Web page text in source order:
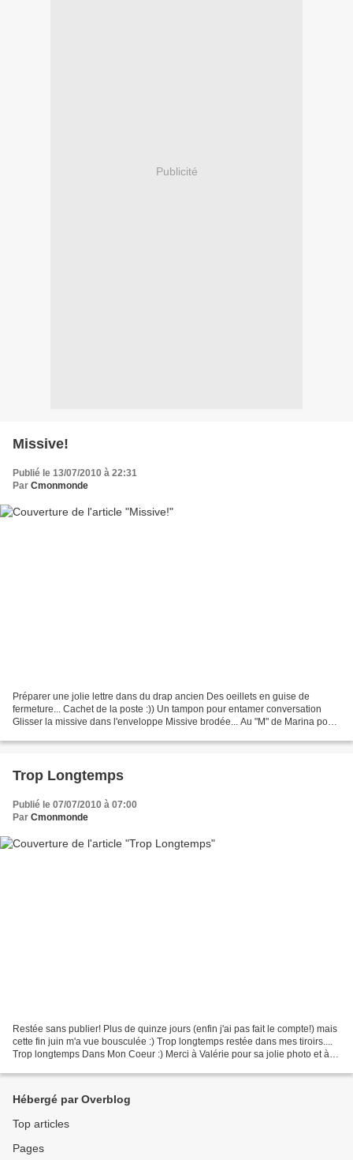
Publicité
Missive!
Publié le 13/07/2010 à 22:31
Par Cmonmonde
Préparer une jolie lettre dans du drap ancien Des oeillets en guise de
fermeture... Cachet de la poste :)) Un tampon pour entamer conversation
Glisser la missive dans l'enveloppe Missive brodée... Au "M" de Marina pour
Trop Longtemps
Publié le 07/07/2010 à 07:00
Par Cmonmonde
Restée sans publier! Plus de quinze jours (enfin j'ai pas fait le compte!) mais
cette fin juin m'a vue bousculée :) Trop longtemps restée dans mes tiroirs....
Trop longtemps Dans Mon Coeur :) Merci à Valérie pour sa jolie photo et à
Hébergé par Overblog
Top articles
Pages